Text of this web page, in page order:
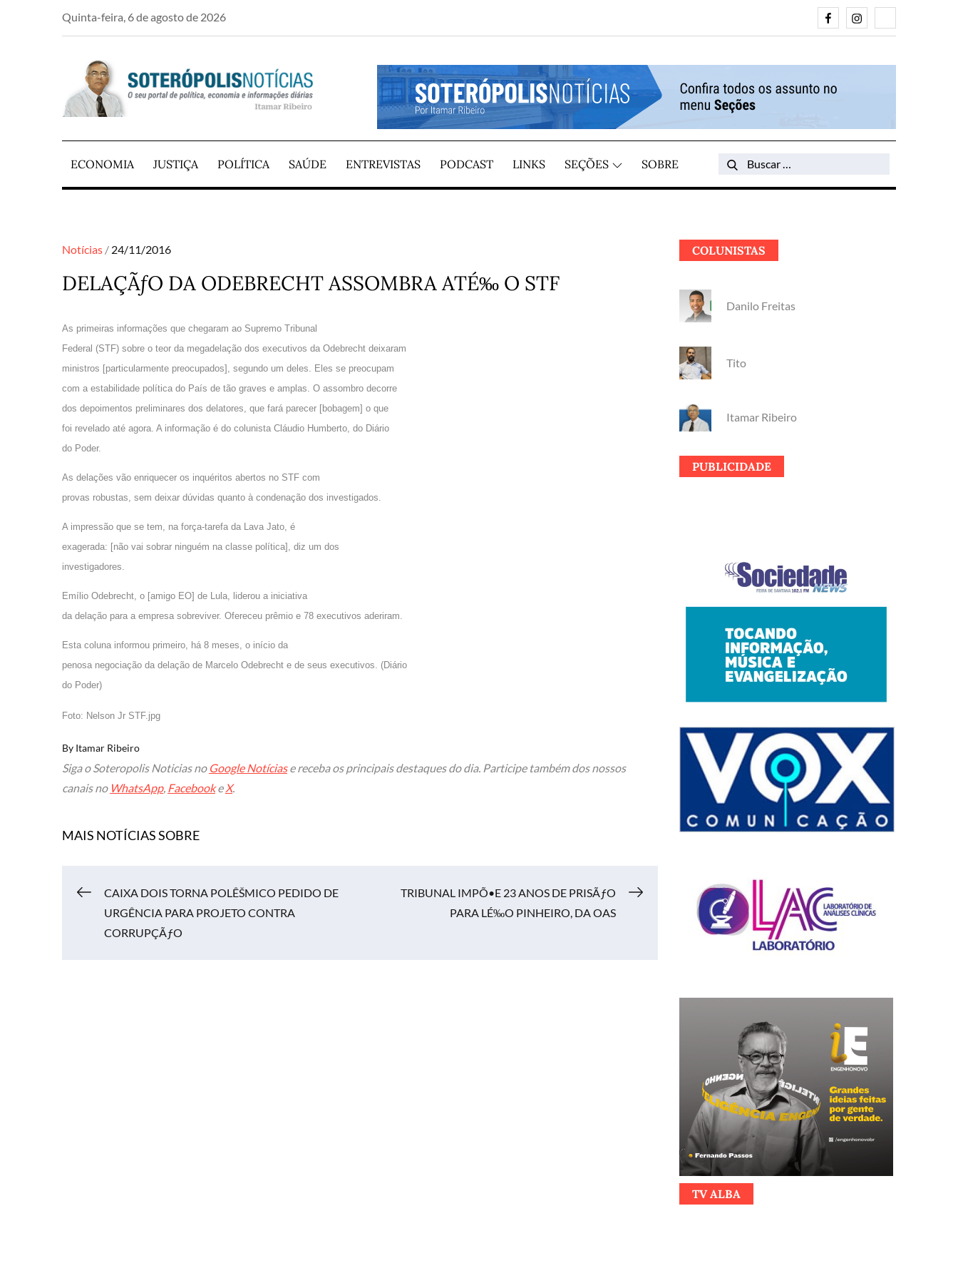
Quinta-feira, 6 de agosto de 2026 FacebookInstagram
SOTERÓPOLIS NOTÍCIAS
PORTAL DE NOTÍCIAS DE SALVADOR E REGIÃO, POR ITAMAR RIBEIRO
ECONOMIA JUSTIÇA POLÍTICA SAÚDE ENTREVISTAS PODCAST LINKS SEÇÕES SOBRE
Search
Search
Notícias Posted
24/11/2016
DELAÇÃƒO DA ODEBRECHT ASSOMBRA ATÉ‰ O STF
As primeiras informações que chegaram ao Supremo Tribunal
Federal (STF) sobre o teor da megadelação dos executivos da Odebrecht deixaram
ministros [particularmente preocupados], segundo um deles. Eles se preocupam
com a estabilidade política do País de tão graves e amplas. O assombro decorre
dos depoimentos preliminares dos delatores, que fará parecer [bobagem] o que
foi revelado até agora. A informação é do colunista Cláudio Humberto, do Diário
do Poder.
As delações vão enriquecer os inquéritos abertos no STF com
provas robustas, sem deixar dúvidas quanto à condenação dos investigados.
A impressão que se tem, na força-tarefa da Lava Jato, é
exagerada: [não vai sobrar ninguém na classe política], diz um dos
investigadores.
Emílio Odebrecht, o [amigo EO] de Lula, liderou a iniciativa
da delação para a empresa sobreviver. Ofereceu prêmio e 78 executivos aderiram.
Esta coluna informou primeiro, há 8 meses, o início da
penosa negociação da delação de Marcelo Odebrecht e de seus executivos. (Diário
do Poder)
Foto: Nelson Jr STF.jpg
By Itamar Ribeiro
Siga o Soteropolis Noticias no Google Notíciase receba os principais destaques do dia. Participe também dos nossos
canais no WhatsApp, FacebookeX.
MAIS NOTÍCIAS SOBRE
Navegação
de
CAIXA DOIS TORNA POLÊŠMICO PEDIDO DE
URGÊNCIA PARA PROJETO CONTRA
CORRUPÇÃƒO
TRIBUNAL IMPÕ•E 23 ANOS DE PRISÃƒO
PARA LÉ‰O PINHEIRO, DA OAS
COLUNISTAS
Danilo Freitas
Tito
Itamar Ribeiro
PUBLICIDADE
TV ALBA